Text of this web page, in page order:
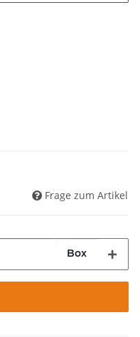
Frage zum Artikel
Box